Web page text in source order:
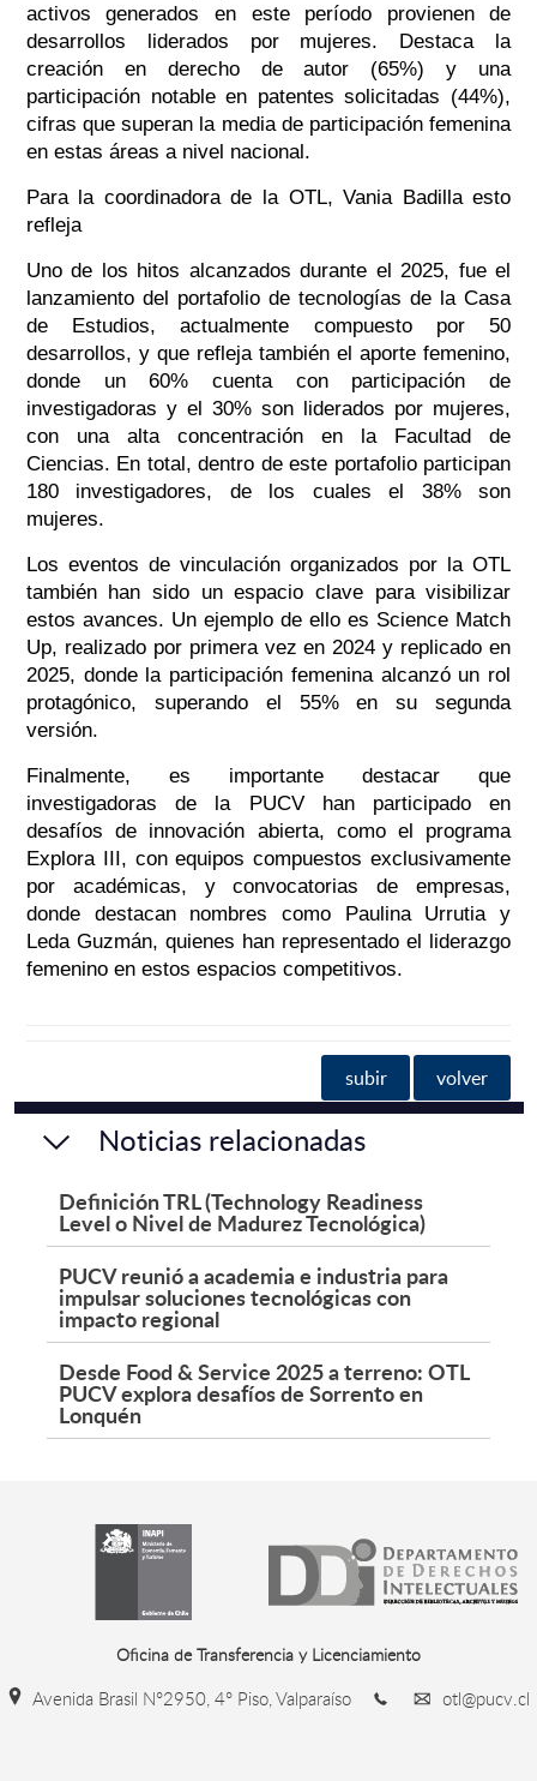
activos generados en este período provienen de
desarrollos liderados por mujeres. Destaca la
creación en derecho de autor (65%) y una
participación notable en patentes solicitadas (44%),
cifras que superan la media de participación femenina
en estas áreas a nivel nacional.
Para la coordinadora de la OTL, Vania Badilla esto
refleja
Uno de los hitos alcanzados durante el 2025, fue el
lanzamiento del portafolio de tecnologías de la Casa
de Estudios, actualmente compuesto por 50
desarrollos, y que refleja también el aporte femenino,
donde un 60% cuenta con participación de
investigadoras y el 30% son liderados por mujeres,
con una alta concentración en la Facultad de
Ciencias. En total, dentro de este portafolio participan
180 investigadores, de los cuales el 38% son
mujeres.
Los eventos de vinculación organizados por la OTL
también han sido un espacio clave para visibilizar
estos avances. Un ejemplo de ello es Science Match
Up, realizado por primera vez en 2024 y replicado en
2025, donde la participación femenina alcanzó un rol
protagónico, superando el 55% en su segunda
versión.
Finalmente, es importante destacar que
investigadoras de la PUCV han participado en
desafíos de innovación abierta, como el programa
Explora III, con equipos compuestos exclusivamente
por académicas, y convocatorias de empresas,
donde destacan nombres como Paulina Urrutia y
Leda Guzmán, quienes han representado el liderazgo
femenino en estos espacios competitivos.
subir volver
Noticias relacionadas
Definición TRL (Technology Readiness
Level o Nivel de Madurez Tecnológica)
PUCV reunió a academia e industria para
impulsar soluciones tecnológicas con
impacto regional
Desde Food & Service 2025 a terreno: OTL
PUCV explora desafíos de Sorrento en
Lonquén
Oficina de Transferencia y Licenciamiento
Avenida Brasil N°2950, 4° Piso, Valparaíso otl@pucv.cl